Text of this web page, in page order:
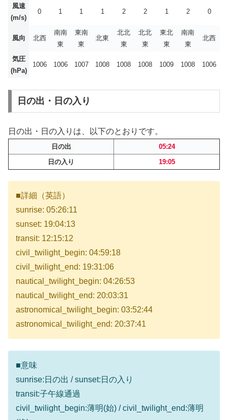
風速
(m/s)
0 1 1 1 2 2 1 2 0
風向 北西
南南
東
東南
東
北東
北北
東
北北
東
東北
東
南南
東
北西
気圧
(hPa)
1006 1006 1007 1008 1008 1008 1009 1008 1006
日の出・日の入り
日の出・日の入りは、以下のとおりです。
日の出
05:24
日の入り
19:05
■詳細（英語）
sunrise: 05:26:11
sunset: 19:04:13
transit: 12:15:12
civil_twilight_begin: 04:59:18
civil_twilight_end: 19:31:06
nautical_twilight_begin: 04:26:53
nautical_twilight_end: 20:03:31
astronomical_twilight_begin: 03:52:44
astronomical_twilight_end: 20:37:41
■意味
sunrise:日の出 / sunset:日の入り
transit:子午線通過
civil_twilight_begin:薄明(始) / civil_twilight_end:薄明